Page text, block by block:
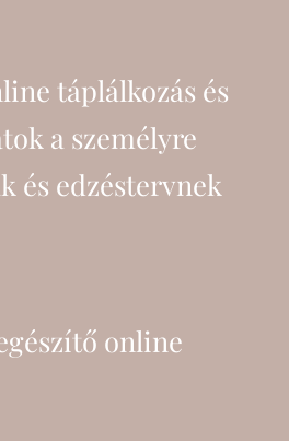
táplálkozás és
a személyre
és edzéstervnek
online